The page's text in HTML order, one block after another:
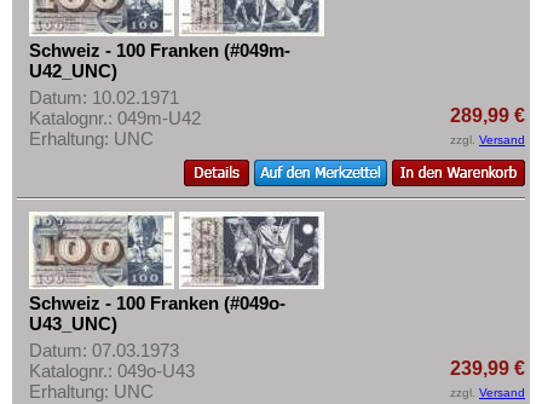
Schweiz - 100 Franken (#049m-
U42_UNC)
Datum: 10.02.1971
Katalognr.: 049m-U42
Erhaltung: UNC
289,99 €
zzgl. Versand
Schweiz - 100 Franken (#049o-
U43_UNC)
Datum: 07.03.1973
Katalognr.: 049o-U43
Erhaltung: UNC
239,99 €
zzgl. Versand